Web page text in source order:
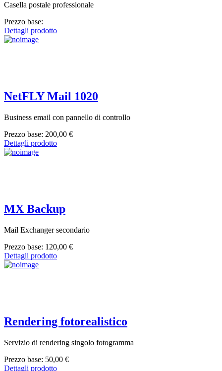
Casella postale professionale
Prezzo base:
Dettagli prodotto
NetFLY Mail 1020
Business email con pannello di controllo
Prezzo base: 200,00 €
Dettagli prodotto
MX Backup
Mail Exchanger secondario
Prezzo base: 120,00 €
Dettagli prodotto
Rendering fotorealistico
Servizio di rendering singolo fotogramma
Prezzo base: 50,00 €
Dettagli prodotto